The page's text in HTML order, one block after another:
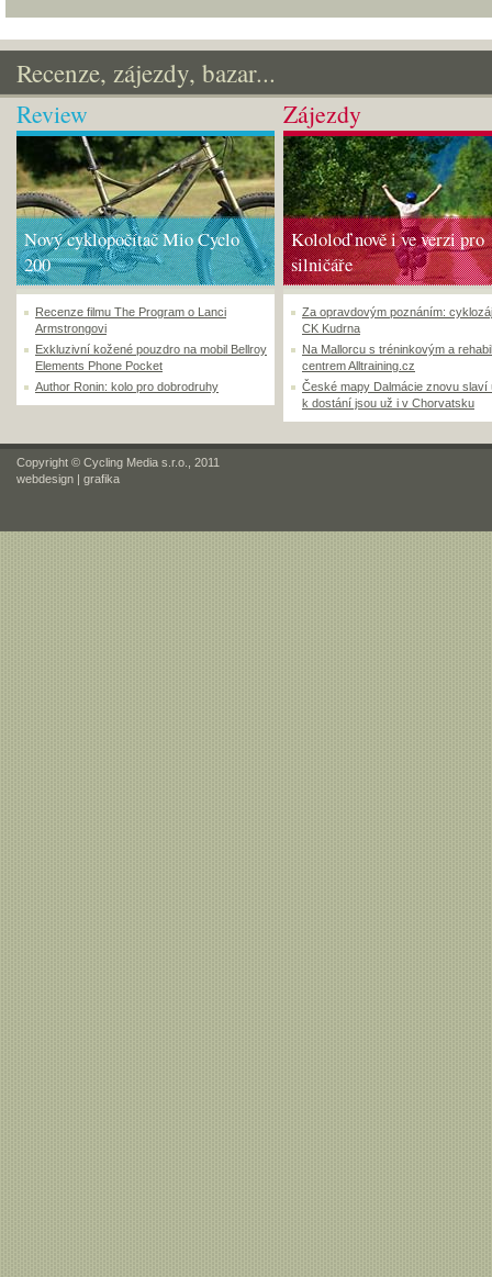
Recenze, zájezdy, bazar...
Review
Nový cyklopočítač Mio Cyclo
200
Recenze filmu The Program o Lanci
Armstrongovi
Exkluzivní kožené pouzdro na mobil Bellroy
Elements Phone Pocket
Author Ronin: kolo pro dobrodruhy
Zájezdy
Kololoď nově i ve verzi pro
silničáře
Za opravdovým poznáním:
CK Kudrna
Na Mallorcu s tréninkovým a
centrem Alltraining.cz
České mapy Dalmácie znovu slaví
k dostání jsou už i v Chorvatsku
Copyright © Cycling Media s.r.o., 2011
webdesign | grafika